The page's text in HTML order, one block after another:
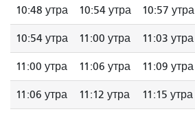
10:48 утра 10:54 утра 10:57 утра
10:54 утра 11:00 утра 11:03 утра
11:00 утра 11:06 утра 11:09 утра
11:06 утра 11:12 утра 11:15 утра